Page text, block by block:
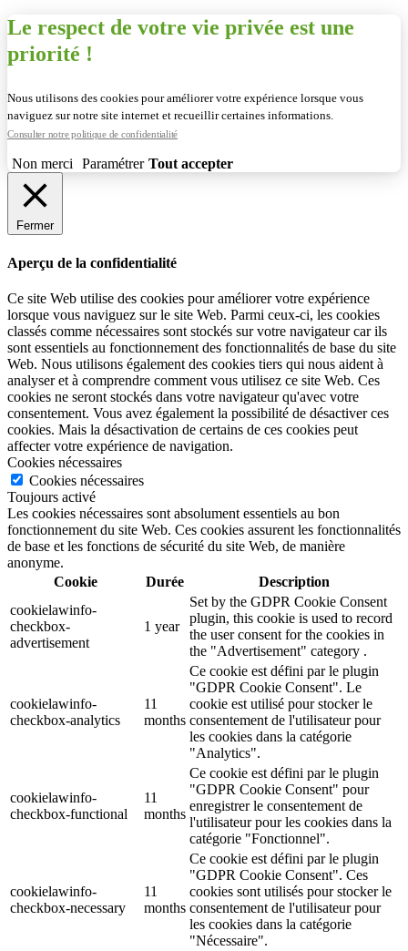
Le respect de votre vie privée est une
priorité !
Nous utilisons des cookies pour améliorer votre expérience lorsque vous
naviguez sur notre site internet et recueillir certaines informations.
Consulter notre politique de confidentialité
Non merci Paramétrer Tout accepter
Fermer
Aperçu de la confidentialité
Ce site Web utilise des cookies pour améliorer votre expérience
lorsque vous naviguez sur le site Web. Parmi ceux-ci, les cookies
classés comme nécessaires sont stockés sur votre navigateur car ils
sont essentiels au fonctionnement des fonctionnalités de base du site
Web. Nous utilisons également des cookies tiers qui nous aident à
analyser et à comprendre comment vous utilisez ce site Web. Ces
cookies ne seront stockés dans votre navigateur qu'avec votre
consentement. Vous avez également la possibilité de désactiver ces
cookies. Mais la désactivation de certains de ces cookies peut
affecter votre expérience de navigation.
Cookies nécessaires
Cookies nécessaires
Toujours activé
Les cookies nécessaires sont absolument essentiels au bon
fonctionnement du site Web. Ces cookies assurent les fonctionnalités
de base et les fonctions de sécurité du site Web, de manière
anonyme.
Cookie
Durée
Description
cookielawinfo-
checkbox-
advertisement
1 year
Set by the GDPR Cookie Consent
plugin, this cookie is used to record
the user consent for the cookies in
the "Advertisement" category .
cookielawinfo-
checkbox-analytics
11
months
Ce cookie est défini par le plugin
"GDPR Cookie Consent". Le
cookie est utilisé pour stocker le
consentement de l'utilisateur pour
les cookies dans la catégorie
"Analytics".
cookielawinfo-
checkbox-functional
11
months
Ce cookie est défini par le plugin
"GDPR Cookie Consent" pour
enregistrer le consentement de
l'utilisateur pour les cookies dans la
catégorie "Fonctionnel".
cookielawinfo-
checkbox-necessary
11
months
Ce cookie est défini par le plugin
"GDPR Cookie Consent". Ces
cookies sont utilisés pour stocker le
consentement de l'utilisateur pour
les cookies dans la catégorie
"Nécessaire".